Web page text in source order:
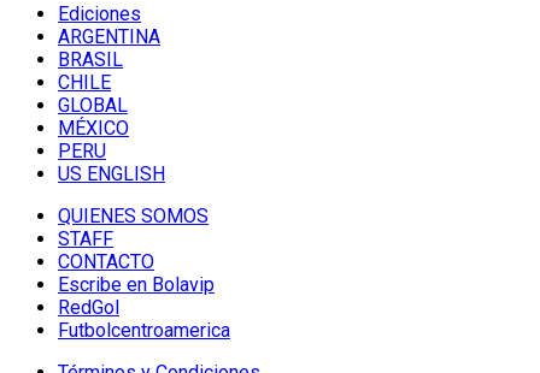
Ediciones
ARGENTINA
BRASIL
CHILE
GLOBAL
MÉXICO
PERU
US ENGLISH
QUIENES SOMOS
STAFF
CONTACTO
Escribe en Bolavip
RedGol
Futbolcentroamerica